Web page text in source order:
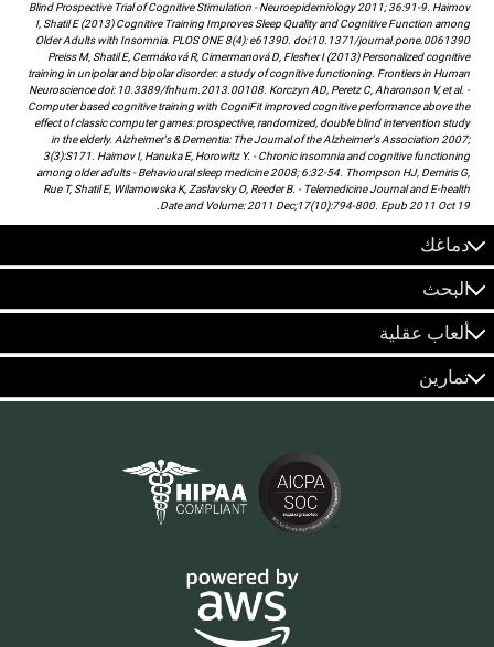
Blind Prospective Trial of Cognitive Stimulation - Neuroepidemiology 2011; 36:91-9. Haimov
I, Shatil E (2013) Cognitive Training Improves Sleep Quality and Cognitive Function among
Older Adults with Insomnia. PLOS ONE 8(4): e61390. doi:10.1371/journal.pone.0061390
Preiss M, Shatil E, Cermáková R, Cimermanová D, Flesher I (2013) Personalized cognitive
training in unipolar and bipolar disorder: a study of cognitive functioning. Frontiers in Human
Neuroscience doi: 10.3389/fnhum.2013.00108. Korczyn AD, Peretz C, Aharonson V, et al. -
Computer based cognitive training with CogniFit improved cognitive performance above the
effect of classic computer games: prospective, randomized, double blind intervention study
in the elderly. Alzheimer's & Dementia: The Journal of the Alzheimer's Association 2007;
3(3):S171. Haimov I, Hanuka E, Horowitz Y. - Chronic insomnia and cognitive functioning
among older adults - Behavioural sleep medicine 2008; 6:32-54. Thompson HJ, Demiris G,
Rue T, Shatil E, Wilamowska K, Zaslavsky O, Reeder B. - Telemedicine Journal and E-health
Date and Volume: 2011 Dec;17(10):794-800. Epub 2011 Oct 19.
دماغك
البحث
ألعاب عقلية
تمارين